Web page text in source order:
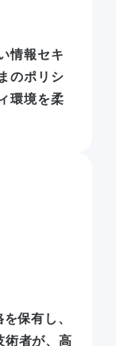
情報セキ
のポリシ
環境を柔
保有し、
術者が、高